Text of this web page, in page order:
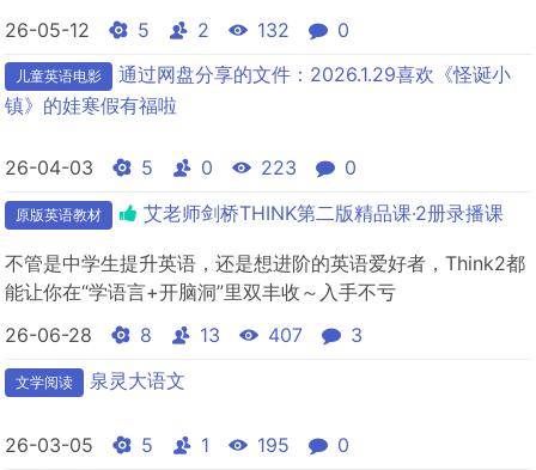
26-05-12 5 2 132 0
儿童英语电影
通过网盘分享的文件：2026.1.29喜欢《怪诞小
镇》的娃寒假有福啦
26-04-03 5 0 223 0
原版英语教材 艾老师剑桥THINK第二版精品课·2册录播课
不管是中学生提升英语，还是想进阶的英语爱好者，Think2都
能让你在“学语言+开脑洞”里双丰收～入手不亏
26-06-28
8 13 407 3
文学阅读 泉灵大语文
26-03-05 5 1 195 0